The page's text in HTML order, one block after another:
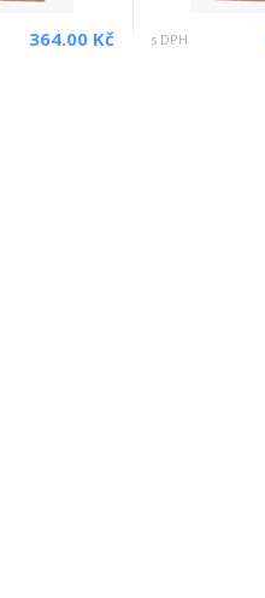
364.00 Kč s DPH